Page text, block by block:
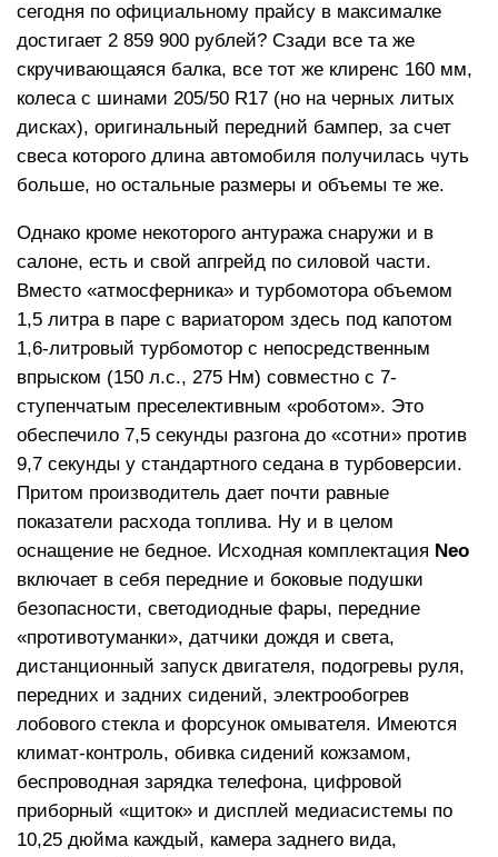
сегодня по официальному прайсу в максималке
достигает 2 859 900 рублей? Сзади все та же
скручивающаяся балка, все тот же клиренс 160 мм,
колеса с шинами 205/50 R17 (но на черных литых
дисках), оригинальный передний бампер, за счет
свеса которого длина автомобиля получилась чуть
больше, но остальные размеры и объемы те же.
Однако кроме некоторого антуража снаружи и в
салоне, есть и свой апгрейд по силовой части.
Вместо «атмосферника» и турбомотора объемом
1,5 литра в паре с вариатором здесь под капотом
1,6-литровый турбомотор с непосредственным
впрыском (150 л.с., 275 Нм) совместно с 7-
ступенчатым преселективным «роботом». Это
обеспечило 7,5 секунды разгона до «сотни» против
9,7 секунды у стандартного седана в турбоверсии.
Притом производитель дает почти равные
показатели расхода топлива. Ну и в целом
оснащение не бедное. Исходная комплектация Neo
включает в себя передние и боковые подушки
безопасности, светодиодные фары, передние
«противотуманки», датчики дождя и света,
дистанционный запуск двигателя, подогревы руля,
передних и задних сидений, электрообогрев
лобового стекла и форсунок омывателя. Имеются
климат-контроль, обивка сидений кожзамом,
беспроводная зарядка телефона, цифровой
приборный «щиток» и дисплей медиасистемы по
10,25 дюйма каждый, камера заднего вида,